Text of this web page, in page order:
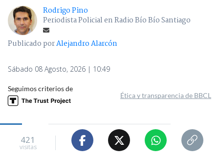
Rodrigo Pino
Periodista Policial en Radio Bío Bío Santiago
Publicado porAlejandro Alarcón
Sábado 08 Agosto, 2026 | 10:49
Seguimos criterios de
Ética y transparencia de BBCL
421
visitas